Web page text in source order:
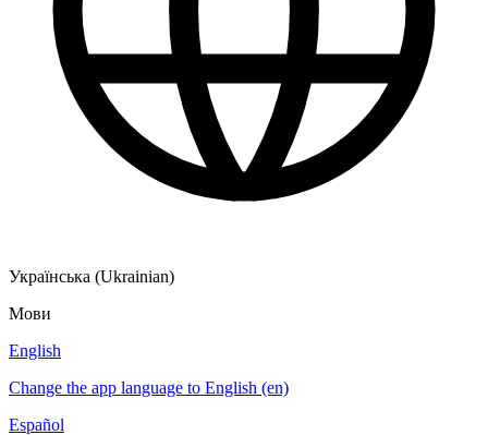
Українська (Ukrainian)
Мови
English
Change the app language to English (en)
Español